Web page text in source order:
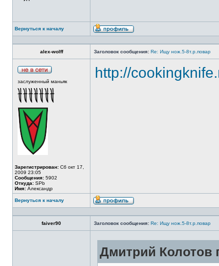
Вернуться к началу
alex-wolff Заголовок сообщения: Re: Ищу нож.5-8т.р.повар
заслуженный маньяк
Зарегистрирован: Сб окт 17,
2009 23:05
Сообщения: 5902
Откуда: SPb
Имя: Александр
http://
Вернуться к началу
faiver90 Заголовок сообщения: Re: Ищу нож.5-8т.р.повар
Дмитрий Колотов